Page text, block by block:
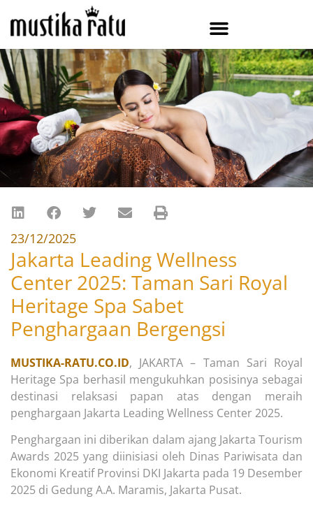
23/12/2025
Jakarta Leading Wellness
Center 2025: Taman Sari Royal
Heritage Spa Sabet
Penghargaan Bergengsi
MUSTIKA-RATU.CO.ID, JAKARTA – Taman Sari Royal
Heritage Spa berhasil mengukuhkan posisinya sebagai
destinasi relaksasi papan atas dengan meraih
penghargaan Jakarta Leading Wellness Center 2025.
Penghargaan ini diberikan dalam ajang Jakarta Tourism
Awards 2025 yang diinisiasi oleh Dinas Pariwisata dan
Ekonomi Kreatif Provinsi DKI Jakarta pada 19 Desember
2025 di Gedung A.A. Maramis, Jakarta Pusat.